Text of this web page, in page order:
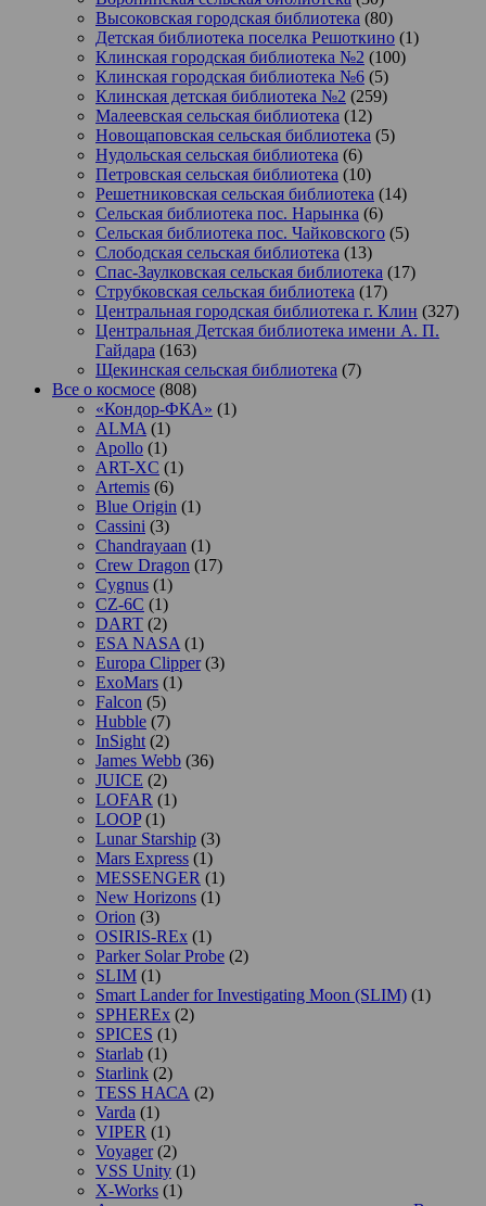
Высоковская городская библиотека (80)
Детская библиотека поселка Решоткино (1)
Клинская городская библиотека №2 (100)
Клинская городская библиотека №6 (5)
Клинская детская библиотека №2 (259)
Малеевская сельская библиотека (12)
Новощаповская сельская библиотека (5)
Нудольская сельская библиотека (6)
Петровская сельская библиотека (10)
Решетниковская сельская библиотека (14)
Сельская библиотека пос. Нарынка (6)
Сельская библиотека пос. Чайковского (5)
Слободская сельская библиотека (13)
Спас-Заулковская сельская библиотека (17)
Струбковская сельская библиотека (17)
Центральная городская библиотека г. Клин (327)
Центральная Детская библиотека имени А. П.
Гайдара (163)
Щекинская сельская библиотека (7)
Все о космосе (808)
«Кондор-ФКА» (1)
ALMA (1)
Apollo (1)
ART-XC (1)
Artemis (6)
Blue Origin (1)
Cassini (3)
Chandrayaan (1)
Crew Dragon (17)
Cygnus (1)
CZ-6C (1)
DART (2)
ESA NASA (1)
Europa Clipper(3)
ExoMars (1)
Falcon (5)
Hubble (7)
InSight (2)
James Webb (36)
JUICE (2)
LOFAR (1)
LOOP(1)
Lunar Starship (3)
Mars Express (1)
MESSENGER (1)
New Horizons (1)
Orion (3)
OSIRIS-REx (1)
Parker Solar Probe (2)
SLIM (1)
Smart Lander for Investigating Moon (SLIM) (1)
SPHEREx (2)
SPICES (1)
Starlab (1)
Starlink (2)
TESS НАСА (2)
Varda (1)
VIPER (1)
Voyager(2)
VSS Unity (1)
X-Works (1)